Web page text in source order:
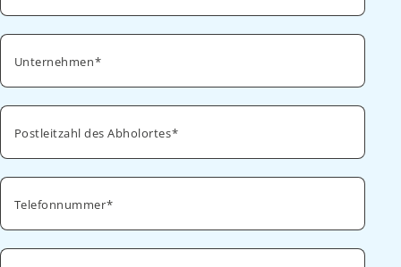
Unternehmen
Postleitzahl des Abholortes
Telefonnummer